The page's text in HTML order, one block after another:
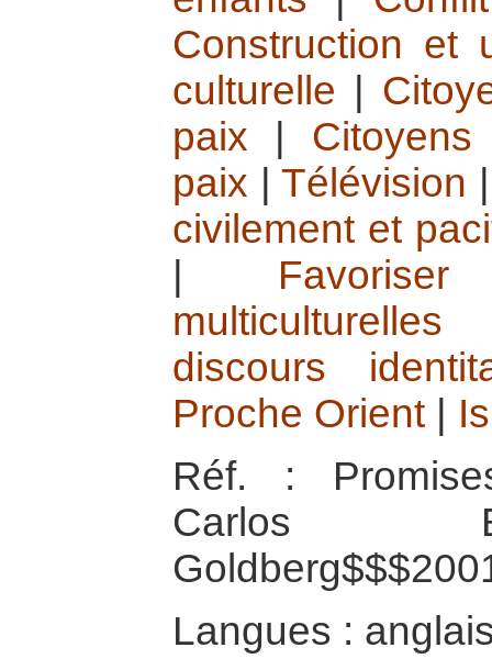
Construction et
culturelle
paix
paix
Télévision
civilement et
multiculturelles
discours
Proche Orient
Réf. :
Carlos
Langues :